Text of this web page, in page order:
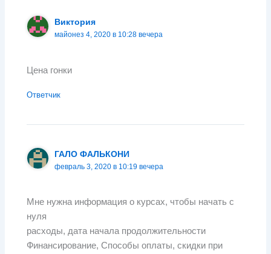
Виктория
майонез 4, 2020 в 10:28 вечера
Цена гонки
Ответчик
ГАЛО ФАЛЬКОНИ
февраль 3, 2020 в 10:19 вечера
Мне нужна информация о курсах, чтобы начать с
нуля
расходы, дата начала продолжительности
Финансирование, Способы оплаты, скидки при